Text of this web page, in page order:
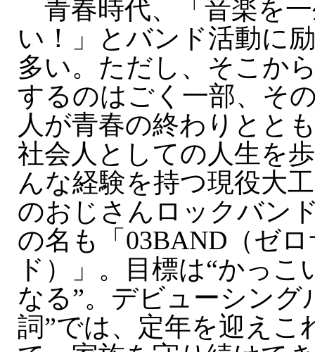
青春時代、「音楽を
い！」とバンド活動に
多い。ただし、そこか
するのはごく一部、そ
人が青春の終わりとと
社会人としての人生を
んな経験を持つ現役大
のおじさんロックバン
の名も「03BAND（ゼ
ド）」。目標は“かっ
なる”。デビューシング
詞”では、定年を迎えこ